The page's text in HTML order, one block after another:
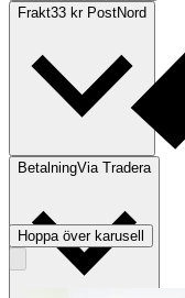
Frakt33 kr PostNord
BetalningVia Tradera
Hoppa över karusell